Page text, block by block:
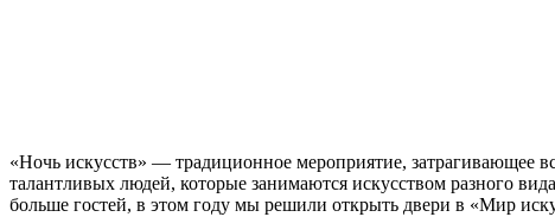
«Ночь искусств» — традиционное мероприятие, затрагивающее
талантливых людей, которые занимаются искусством разного
больше гостей, в этом году мы решили открыть двери в «Мир